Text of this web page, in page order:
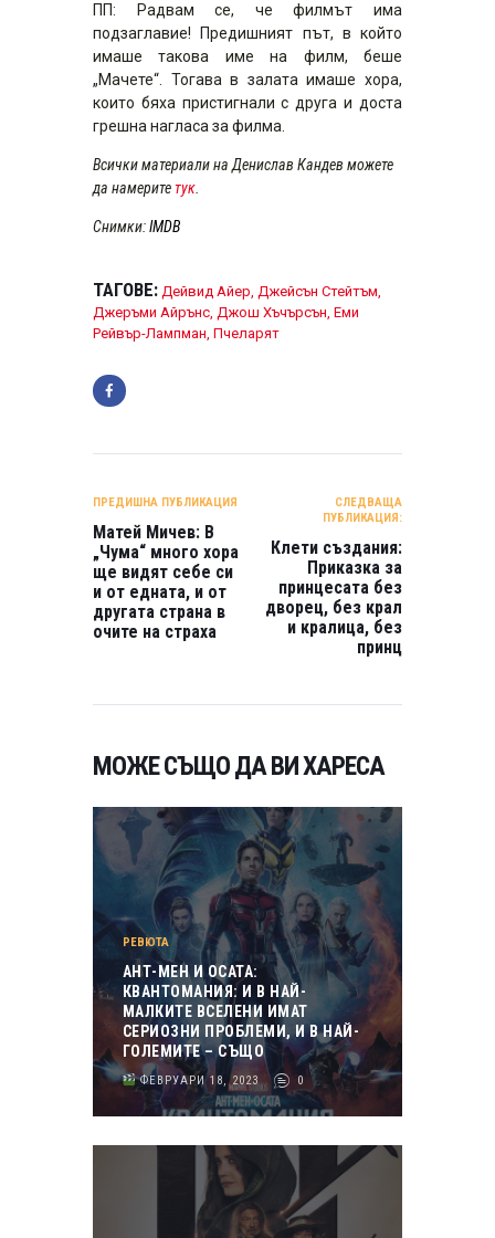
ПП: Радвам се, че филмът има
подзаглавие! Предишният път, в който
имаше такова име на филм, беше
„Мачете“. Тогава в залата имаше хора,
които бяха пристигнали с друга и доста
грешна нагласа за филма.
Всички материали на Денислав Кандев можете
да намеритетук.
Снимки:IMDB
ТАГОВЕ: Дейвид Айер Джейсън Стейтъм
Джеръми Айрънс Джош Хъчърсън Еми
Рейвър-Лампман Пчеларят
ПРЕДИШНА ПУБЛИКАЦИЯ
Матей Мичев: В
„Чума“ много хора
ще видят себе си
и от едната, и от
другата страна в
очите на страха
СЛЕДВАЩА
ПУБЛИКАЦИЯ:
Клети създания:
Приказка за
принцесата без
дворец, без крал
и кралица, без
принц
МОЖЕ СЪЩО ДА ВИ ХАРЕСА
РЕВЮТА
АНТ-МЕН И ОСАТА:
КВАНТОМАНИЯ: И В НАЙ-
МАЛКИТЕ ВСЕЛЕНИ ИМАТ
СЕРИОЗНИ ПРОБЛЕМИ, И В НАЙ-
ГОЛЕМИТЕ – СЪЩО
ФЕВРУАРИ 18, 2023 0